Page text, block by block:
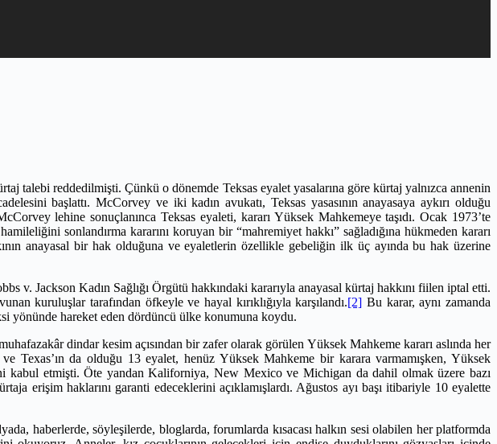
talebi reddedilmişti. Çünkü o dönemde Teksas eyalet yasalarına göre kürtaj yalnızca annenin
başlattı. McCorvey ve iki kadın avukatı, Teksas yasasının anayasaya aykırı olduğu
lehine sonuçlanınca Teksas eyaleti, kararı Yüksek Mahkemeye taşıdı. Ocak 1973’te
sonlandırma kararını koruyan bir “mahremiyet hakkı” sağladığına hükmeden kararı
anayasal bir hak olduğuna ve eyaletlerin özellikle gebeliğin ilk üç ayında bu hak üzerine
Jackson Kadın Sağlığı Örgütü hakkındaki kararıyla anayasal kürtaj hakkını fiilen iptal etti.
kuruluşlar tarafından öfkeyle ve hayal kırıklığıyla karşılandı.[2] Bu karar, aynı zamanda
yönünde hareket eden dördüncü ülke konumuna koydu.
dindar kesim açısından bir zafer olarak görülen Yüksek Mahkeme kararı aslında her
Texas’ın da olduğu 13 eyalet, henüz Yüksek Mahkeme bir karara varmamışken, Yüksek
kabul etmişti. Öte yandan Kaliforniya, New Mexico ve Michigan da dahil olmak üzere bazı
erişim haklarını garanti edeceklerini açıklamışlardı. Ağustos ayı başı itibariyle 10 eyalette
haberlerde, söyleşilerde, bloglarda, forumlarda kısacası halkın sesi olabilen her platformda